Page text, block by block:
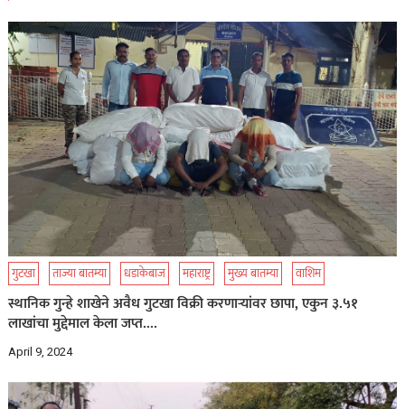
गुटखा ताज्या बातम्या धडाकेबाज महाराष्ट्र मुख्य बातम्या वाशिम
स्थानिक गुन्हे शाखेने अवैध गुटखा विक्री करणाऱ्यांवर छापा, एकुन ३.५१
लाखांचा मुद्देमाल केला जप्त….
April 9, 2024